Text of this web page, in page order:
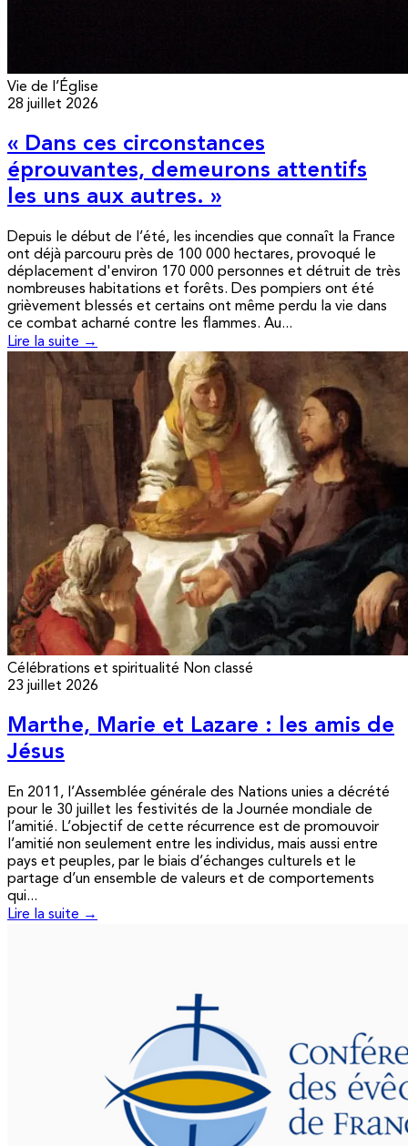
Vie de l’Église
28 juillet 2026
« Dans ces circonstances
éprouvantes, demeurons attentifs
les uns aux autres. »
Depuis le début de l’été, les incendies que connaît la France
ont déjà parcouru près de 100 000 hectares, provoqué le
déplacement d'environ 170 000 personnes et détruit de très
nombreuses habitations et forêts. Des pompiers ont été
grièvement blessés et certains ont même perdu la vie dans
ce combat acharné contre les flammes. Au...
Lire la suite →
Célébrations et spiritualité Non classé
23 juillet 2026
Marthe, Marie et Lazare : les amis de
Jésus
En 2011, l’Assemblée générale des Nations unies a décrété
pour le 30 juillet les festivités de la Journée mondiale de
l’amitié. L’objectif de cette récurrence est de promouvoir
l’amitié non seulement entre les individus, mais aussi entre
pays et peuples, par le biais d’échanges culturels et le
partage d’un ensemble de valeurs et de comportements
qui...
Lire la suite →